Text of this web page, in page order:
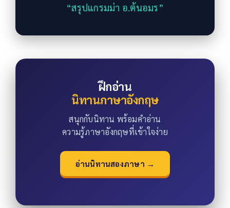
“สรุปแกรมม่า อ.ต้นอมร”
ฝึกอ่าน
นิทานภาษาอังกฤษ
สนุกกับนิทาน พร้อมคำอ่าน
ความรู้ภาษาอังกฤษที่เข้าใจง่าย
อ่านนิทานสองภาษา →